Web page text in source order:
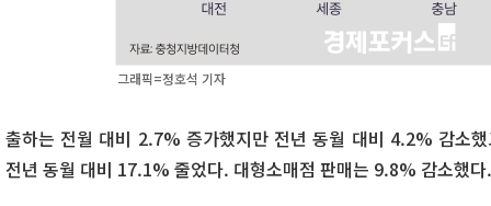
그래픽=정호석 기자
출하는 전월 대비 2.7% 증가했지만 전년 동월 대비 4.2% 감소
전년 동월 대비 17.1% 줄었다. 대형소매점 판매는 9.8% 감소했다.